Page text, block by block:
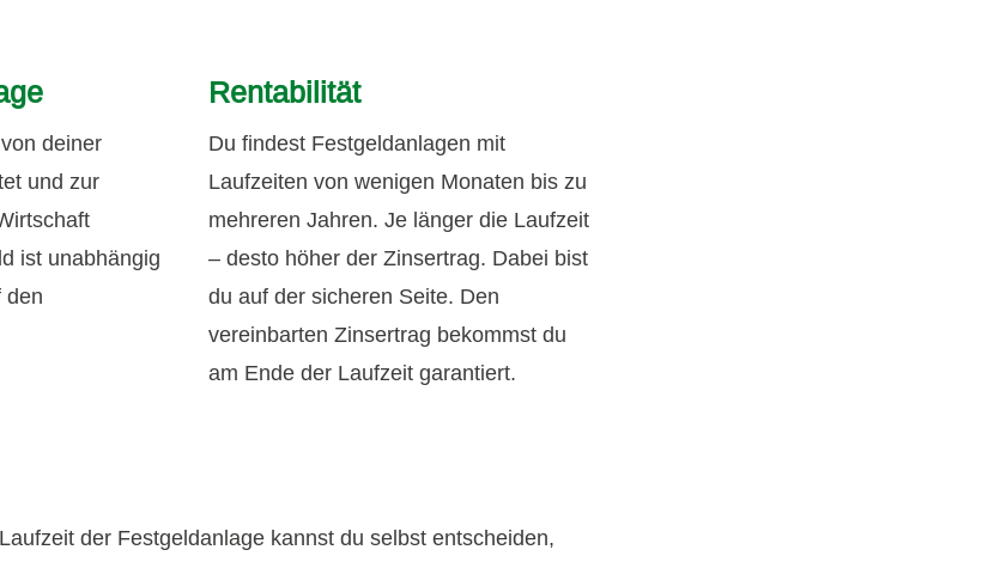
deiner
und zur
ist unabhängig
den
Rentabilität
Du findest Festgeldanlagen mit
Laufzeiten von wenigen Monaten bis zu
mehreren Jahren. Je länger die Laufzeit
– desto höher der Zinsertrag. Dabei bist
du auf der sicheren Seite. Den
vereinbarten Zinsertrag bekommst du
am Ende der Laufzeit garantiert.
der Festgeldanlage kannst du selbst entscheiden,